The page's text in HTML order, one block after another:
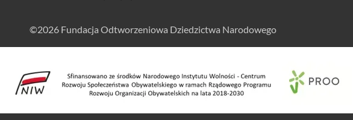
©2026 Fundacja Odtworzeniowa Dziedzictwa Narodowego